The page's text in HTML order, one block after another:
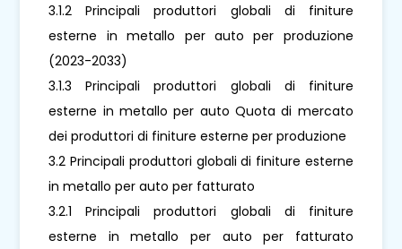
3.1.2 Principali produttori globali di finiture
esterne in metallo per auto per produzione
(2023-2033)
3.1.3 Principali produttori globali di finiture
esterne in metallo per auto Quota di mercato
dei produttori di finiture esterne per produzione
3.2 Principali produttori globali di finiture esterne
in metallo per auto per fatturato
3.2.1 Principali produttori globali di finiture
esterne in metallo per auto per fatturato